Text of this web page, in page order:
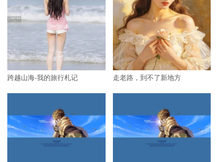
跨越山海-我的旅行札记 走老路，到不了新地方